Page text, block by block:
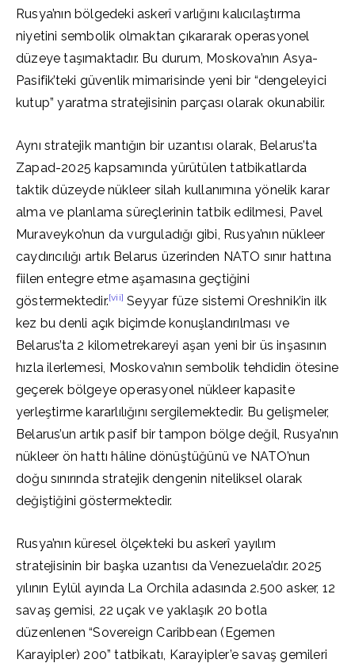
Rusya’nın bölgedeki askerî varlığını kalıcılaştırma
niyetini sembolik olmaktan çıkararak operasyonel
düzeye taşımaktadır. Bu durum, Moskova’nın Asya-
Pasifik’teki güvenlik mimarisinde yeni bir “dengeleyici
kutup” yaratma stratejisinin parçası olarak okunabilir.
Aynı stratejik mantığın bir uzantısı olarak, Belarus’ta
Zapad-2025 kapsamında yürütülen tatbikatlarda
taktik düzeyde nükleer silah kullanımına yönelik karar
alma ve planlama süreçlerinin tatbik edilmesi, Pavel
Muraveyko’nun da vurguladığı gibi, Rusya’nın nükleer
caydırıcılığı artık Belarus üzerinden NATO sınır hattına
fiilen entegre etme aşamasına geçtiğini
göstermektedir.[vii] Seyyar füze sistemi Oreshnik’in ilk
kez bu denli açık biçimde konuşlandırılması ve
Belarus’ta 2 kilometrekareyi aşan yeni bir üs inşasının
hızla ilerlemesi, Moskova’nın sembolik tehdidin ötesine
geçerek bölgeye operasyonel nükleer kapasite
yerleştirme kararlılığını sergilemektedir. Bu gelişmeler,
Belarus’un artık pasif bir tampon bölge değil, Rusya’nın
nükleer ön hattı hâline dönüştüğünü ve NATO’nun
doğu sınırında stratejik dengenin niteliksel olarak
değiştiğini göstermektedir.
Rusya’nın küresel ölçekteki bu askerî yayılım
stratejisinin bir başka uzantısı da Venezuela’dır. 2025
yılının Eylül ayında La Orchila adasında 2.500 asker, 12
savaş gemisi, 22 uçak ve yaklaşık 20 botla
düzenlenen “Sovereign Caribbean (Egemen
Karayipler) 200” tatbikatı, Karayipler’e savaş gemileri